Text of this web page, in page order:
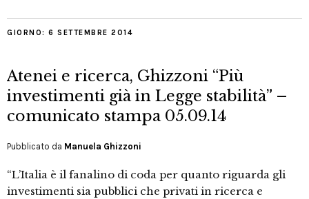
GIORNO: 6 SETTEMBRE 2014
Atenei e ricerca, Ghizzoni “Più
investimenti già in Legge stabilità” –
comunicato stampa 05.09.14
Pubblicato da Manuela Ghizzoni
“L’Italia è il fanalino di coda per quanto riguarda gli
investimenti sia pubblici che privati in ricerca e